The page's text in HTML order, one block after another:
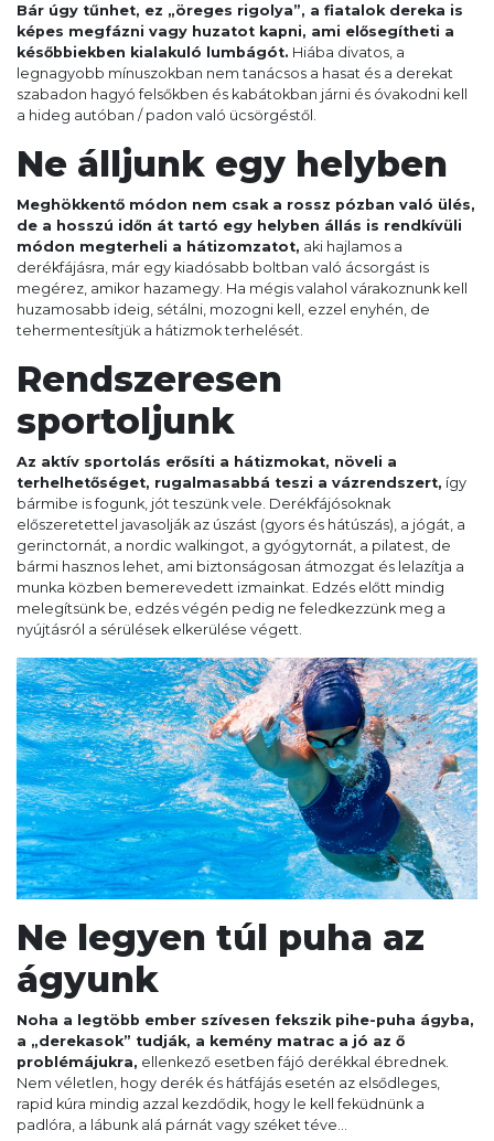
Bár úgy tűnhet, ez „öreges rigolya”, a fiatalok dereka is
képes megfázni vagy huzatot kapni, ami elősegítheti a
későbbiekben kialakuló lumbágót. Hiába divatos, a
legnagyobb mínuszokban nem tanácsos a hasat és a derekat
szabadon hagyó felsőkben és kabátokban járni és óvakodni kell
a hideg autóban / padon való ücsörgéstől.
Ne álljunk egy helyben
Meghökkentő módon nem csak a rossz pózban való ülés,
de a hosszú időn át tartó egy helyben állás is rendkívüli
módon megterheli a hátizomzatot, aki hajlamos a
derékfájásra, már egy kiadósabb boltban való ácsorgást is
megérez, amikor hazamegy. Ha mégis valahol várakoznunk kell
huzamosabb ideig, sétálni, mozogni kell, ezzel enyhén, de
tehermentesítjük a hátizmok terhelését.
Rendszeresen
sportoljunk
Az aktív sportolás erősíti a hátizmokat, növeli a
terhelhetőséget, rugalmasabbá teszi a vázrendszert, így
bármibe is fogunk, jót teszünk vele. Derékfájósoknak
előszeretettel javasolják az úszást (gyors és hátúszás), a jógát, a
gerinctornát, a nordic walkingot, a gyógytornát, a pilatest, de
bármi hasznos lehet, ami biztonságosan átmozgat és lelazítja a
munka közben bemerevedett izmainkat. Edzés előtt mindig
melegítsünk be, edzés végén pedig ne feledkezzünk meg a
nyújtásról a sérülések elkerülése végett.
Ne legyen túl puha az
ágyunk
Noha a legtöbb ember szívesen fekszik pihe-puha ágyba,
a „derekasok” tudják, a kemény matrac a jó az ő
problémájukra, ellenkező esetben fájó derékkal ébrednek.
Nem véletlen, hogy derék és hátfájás esetén az elsődleges,
rapid kúra mindig azzal kezdődik, hogy le kell feküdnünk a
padlóra, a lábunk alá párnát vagy széket téve...